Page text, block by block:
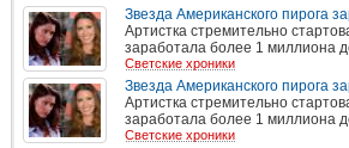
Звезда Американского пирога
Артистка стремительно
заработала более 1 миллиона
Светские хроники
Звезда Американского пирога
Артистка стремительно
заработала более 1 миллиона
Светские хроники